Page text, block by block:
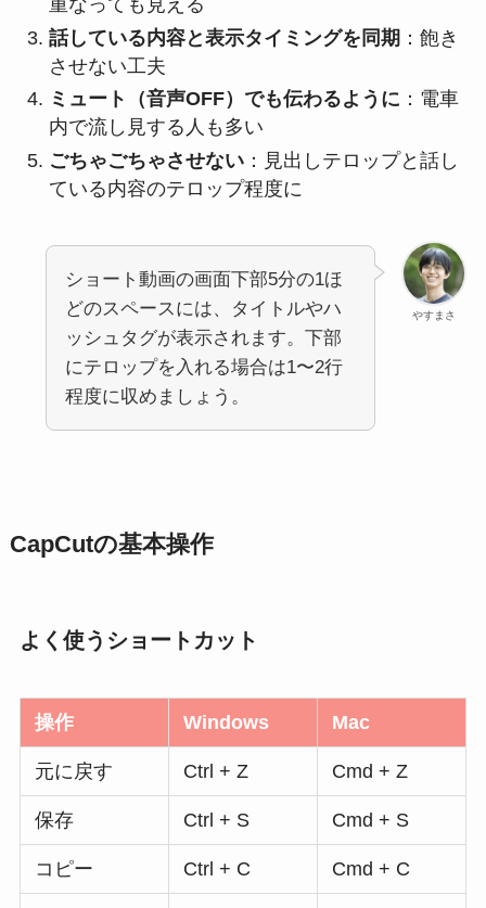
重なっても見える
話している内容と表示タイミングを同期 ：飽き
させない工夫
ミュート（音声OFF）でも伝わるように ：電車
内で流し見する人も多い
ごちゃごちゃさせない：見出しテロップと話し
ている内容のテロップ程度に
やすまさ
ショート動画の画面下部5分の1ほ
どのスペースには、タイトルやハ
ッシュタグが表示されます。下部
にテロップを入れる場合は1〜2行
程度に収めましょう。
CapCutの基本操作
よく使うショートカット
操作 Windows Mac
元に戻す Ctrl + Z Cmd + Z
保存 Ctrl + S Cmd + S
コピー Ctrl + C Cmd + C